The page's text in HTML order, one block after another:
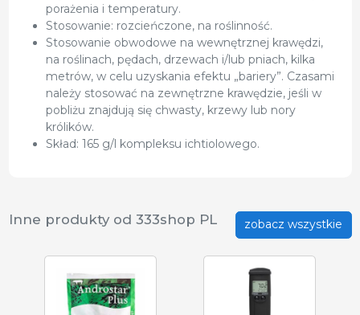
porażenia i temperatury.
Stosowanie: rozcieńczone, na roślinność.
Stosowanie obwodowe na wewnętrznej krawędzi,
na roślinach, pędach, drzewach i/lub pniach, kilka
metrów, w celu uzyskania efektu „bariery”. Czasami
należy stosować na zewnętrzne krawędzie, jeśli w
pobliżu znajdują się chwasty, krzewy lub nory
królików.
Skład: 165 g/l kompleksu ichtiolowego.
zobacz wszystkie
Inne produkty od 333shop PL